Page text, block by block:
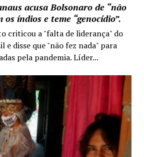
acusa Bolsonaro de “não
índios e teme “genocídio”.
criticou a "falta de liderança" do
e disse que "não fez nada" para
pela pandemia. Líder...